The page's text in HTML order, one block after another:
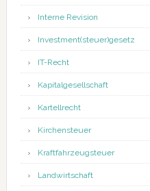
Interne Revision
Investment(steuer)gesetz
IT-Recht
Kapitalgesellschaft
Kartellrecht
Kirchensteuer
Kraftfahrzeugsteuer
Landwirtschaft